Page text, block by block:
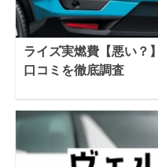
ライズ実燃費【悪い
口コミを徹底調査